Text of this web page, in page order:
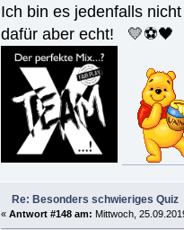
Ich bin es jedenfalls
dafür aber echt! 💛⚽️🖤
Re: Besonders schwieriges Quiz
«Antwort #148 am: Mittwoch,